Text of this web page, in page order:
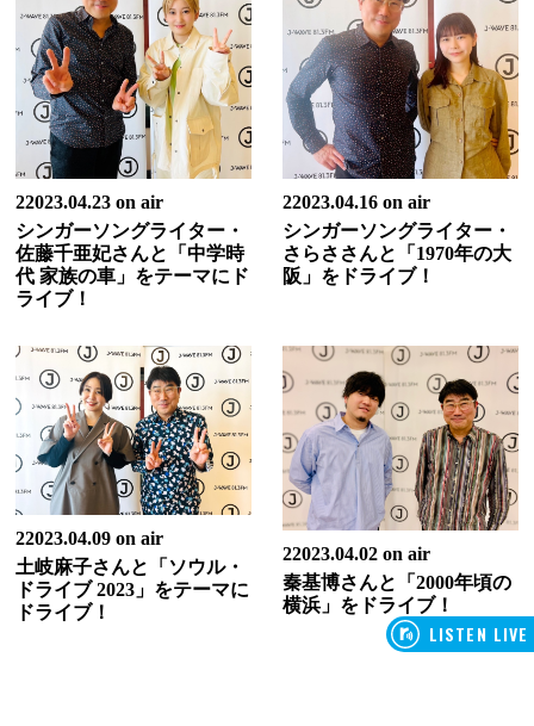
22023.04.23 on air
シンガーソングライター・
佐藤千亜妃さんと「中学時
代 家族の車」をテーマにド
ライブ！
22023.04.16 on air
シンガーソングライター・
さらささんと「1970年の大
阪」をドライブ！
22023.04.09 on air
土岐麻子さんと「ソウル・
ドライブ 2023」をテーマに
ドライブ！
22023.04.02 on air
秦基博さんと「2000年頃の
横浜」をドライブ！